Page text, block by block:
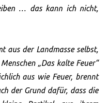
… das kann ich nicht,
aus der Landmasse selbst,
„Das kalte Feuer“
aus wie Feuer, brennt
der Grund dafür, dass die